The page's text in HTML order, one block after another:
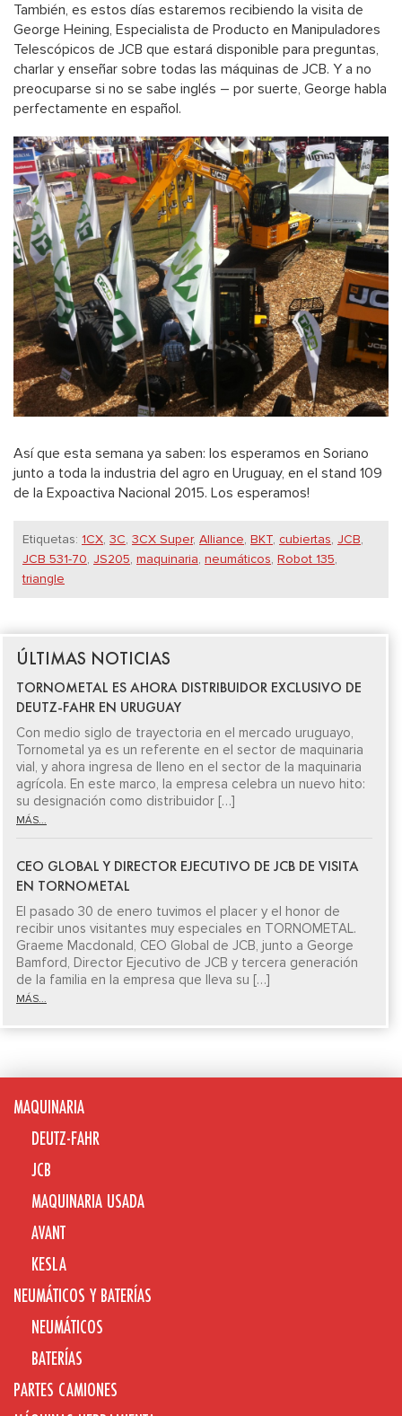
También, es estos días estaremos recibiendo la visita de
George Heining, Especialista de Producto en Manipuladores
Telescópicos de JCB que estará disponible para preguntas,
charlar y enseñar sobre todas las máquinas de JCB. Y a no
preocuparse si no se sabe inglés – por suerte, George habla
perfectamente en español.
Así que esta semana ya saben: los esperamos en Soriano
junto a toda la industria del agro en Uruguay, en el stand 109
de la Expoactiva Nacional 2015. Los esperamos!
Etiquetas: 1CX, 3C, 3CX Super, Alliance, BKT, cubiertas, JCB,
JCB 531-70, JS205, maquinaria, neumáticos, Robot 135,
triangle
ÚLTIMAS NOTICIAS
TORNOMETAL ES AHORA DISTRIBUIDOR EXCLUSIVO DE
DEUTZ-FAHR EN URUGUAY
Con medio siglo de trayectoria en el mercado uruguayo,
Tornometal ya es un referente en el sector de maquinaria
vial, y ahora ingresa de lleno en el sector de la maquinaria
agrícola. En este marco, la empresa celebra un nuevo hito:
su designación como distribuidor […]
MÁS...
CEO GLOBAL Y DIRECTOR EJECUTIVO DE JCB DE VISITA
EN TORNOMETAL
El pasado 30 de enero tuvimos el placer y el honor de
recibir unos visitantes muy especiales en TORNOMETAL.
Graeme Macdonald, CEO Global de JCB, junto a George
Bamford, Director Ejecutivo de JCB y tercera generación
de la familia en la empresa que lleva su […]
MÁS...
MAQUINARIA
DEUTZ-FAHR
JCB
MAQUINARIA USADA
AVANT
KESLA
NEUMÁTICOS Y BATERÍAS
NEUMÁTICOS
BATERÍAS
PARTES CAMIONES